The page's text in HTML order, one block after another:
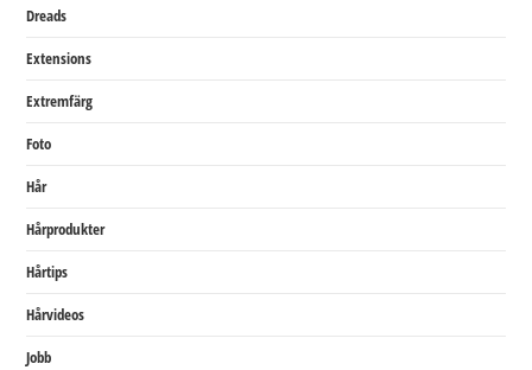
Dreads
Extensions
Extremfärg
Foto
Hår
Hårprodukter
Hårtips
Hårvideos
Jobb